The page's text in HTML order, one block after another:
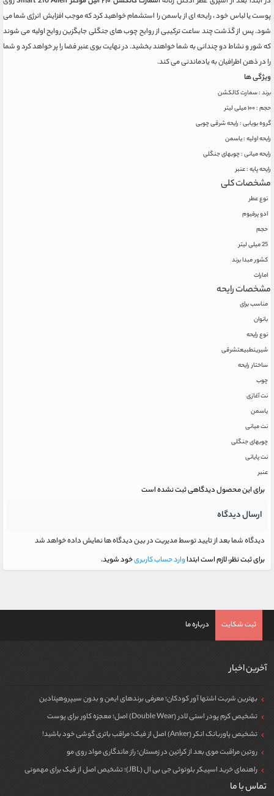
پوست یا لباس خود ، رایحه ای از یاسمن را استشمام خواهید کرد که موجب افزایش انرژی شما می
شود. پس از گذشت چند ساعت ترکیبی از روایح چوب های جنگلی جایگزین روایح اولیه می شوند
که شور و نشاط دو چندانی به شما خواهند بخشید. در نهایت بوی عنبر فضا را پر خواهد کرد و شما
را در ذهن اطرافیان به یادماندنی می کند.
ویژگی ها
برند : سمارت کالکشن
حجم : ۱۰۰ میلی لیتر
گروه بویابی : رایحه شرقی چوبی
رایحه اولیه : یاسمن
رایحه میانی : چوبهای جنگلی
رایحه پایه : عنبر
مشخصات کلی
نوع عطر
ادو پرفیوم
حجم
25 میلی لیتر
کشور مبدا برند
امارات
مشخصات رایحه
مناسب برای
بانوان
نوع رایحه
شیرینطبیعتشرقی
ساختار رایحه
چوب
نت آغازی
یاسمن
نت میانی
چوبهای جنگلی
نت پایانی
عنبر
برای این محصول دیدگاهی ثبت نشده است
ارسال دیدگاه
دیدگاه شما بعد از تایید توسط مدیریت در بین دیدگاه ها نمایش داده خواهد شد
برای ثبت نظر، لازم است ابتداوارد حساب کاربریخود شوید.
ثبت شکایت درباره ما
آخرین اخبار
بهترین شربت اشتها آور کودکان؛ معرفی برندهای ایمن و بدون سیپروهپتادین
تشخیص کرم پودر استی لادر (Double Wear) اصل؛ معجزه کاور برای پوست
تشخیص پاوربانک انکر (Anker) اصل از فیک؛ مراقب باتری گوشی خود باشید!
روتین مراقبت موی بعد از کراتین در زمستان؛ راز ماندگاری مواد روی مو
راهنمای خرید اسپیکر بلوتوثی جی بی ال (JBL)؛ تشخیص اصل از فیک برای مهمونی
تماس با ما